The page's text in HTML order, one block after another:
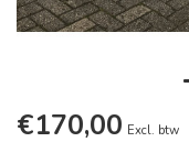
€170,00 Excl. btw